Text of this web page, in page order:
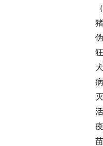
（
猪
伪
狂
犬
病
灭
活
疫
苗